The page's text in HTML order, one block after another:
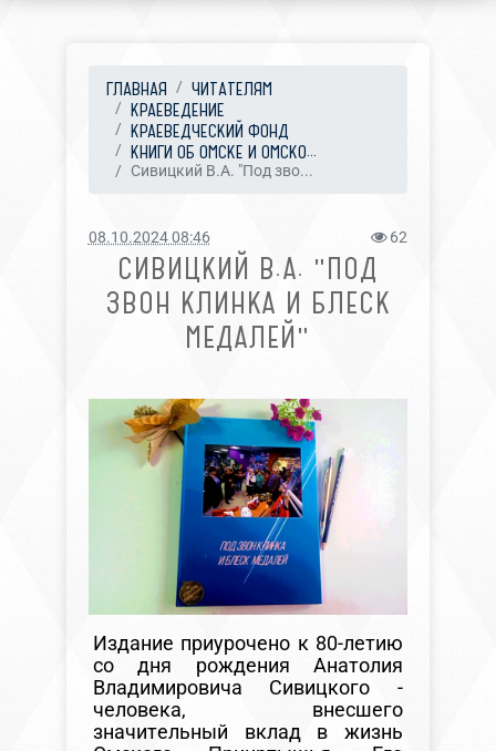
ГЛАВНАЯ
ЧИТАТЕЛЯМ
КРАЕВЕДЕНИЕ
КРАЕВЕДЧЕСКИЙ ФОНД
КНИГИ ОБ ОМСКЕ И ОМСКО...
Сивицкий В.А. "Под зво...
08.10.2024 08:46 62
СИВИЦКИЙ В.А. "ПОД
ЗВОН КЛИНКА И БЛЕСК
МЕДАЛЕЙ"
Издание приурочено к 80-летию
со дня рождения Анатолия
Владимировича Сивицкого -
человека, внесшего
значительный вклад в жизнь